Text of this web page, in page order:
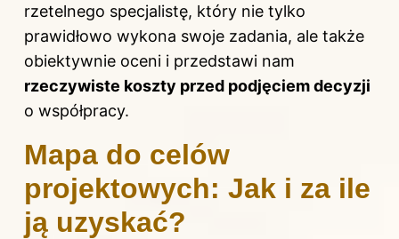
rzetelnego specjalistę, który nie tylko
prawidłowo wykona swoje zadania, ale także
obiektywnie oceni i przedstawi nam
rzeczywiste koszty przed podjęciem decyzji
o współpracy.
Mapa do celów
projektowych: Jak i za ile
ją uzyskać?